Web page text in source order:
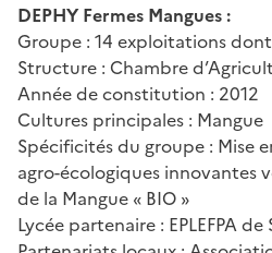
DEPHY Fermes Mangues :
Groupe : 14 exploitations
Structure : Chambre
Année de constitution : 2012
Cultures principales : Mangue
Spécificités du groupe : Mise
agro-écologiques innovantes
de la Mangue « BIO »
Lycée partenaire : EPLEFPA de